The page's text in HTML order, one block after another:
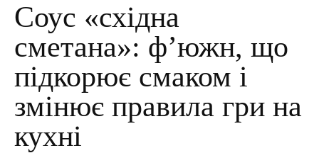
Соус «східна
сметана»: ф’южн, що
підкорює смаком і
змінює правила гри на
кухні